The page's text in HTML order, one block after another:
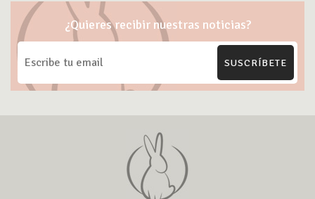
¿Quieres recibir nuestras noticias?
SUSCRÍBETE